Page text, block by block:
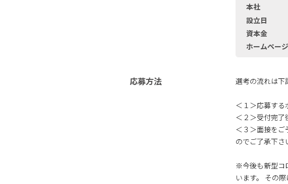
本社
設立日
資本金
ホームページ
応募方法 選考の流れは下
＜１＞応募する
＜２＞受付完了
＜３＞面接をご
のでご了承下さ
※今後も新型コ
います。 その